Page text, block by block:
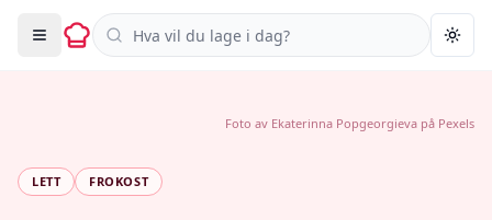
Søk i oppskrifter
LETT FROKOST
Foto av Ekaterinna Popgeorgieva på Pexels